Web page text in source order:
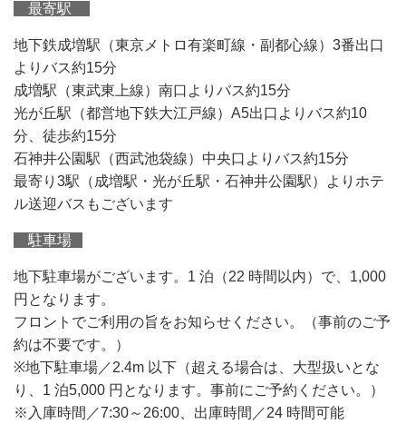
最寄駅
地下鉄成増駅（東京メトロ有楽町線・副都心線）3番出口
よりバス約15分
成増駅（東武東上線）南口よりバス約15分
光が丘駅（都営地下鉄大江戸線）A5出口よりバス約10
分、徒歩約15分
石神井公園駅（西武池袋線）中央口よりバス約15分
最寄り3駅（成増駅・光が丘駅・石神井公園駅）よりホテ
ル送迎バスもございます
駐車場
地下駐車場がございます。1 泊（22 時間以内）で、1,000
円となります。
フロントでご利用の旨をお知らせください。（事前のご予
約は不要です。）
※地下駐車場／2.4m 以下（超える場合は、大型扱いとな
り、1 泊5,000 円となります。事前にご予約ください。）
※入庫時間／7:30～26:00、出庫時間／24 時間可能